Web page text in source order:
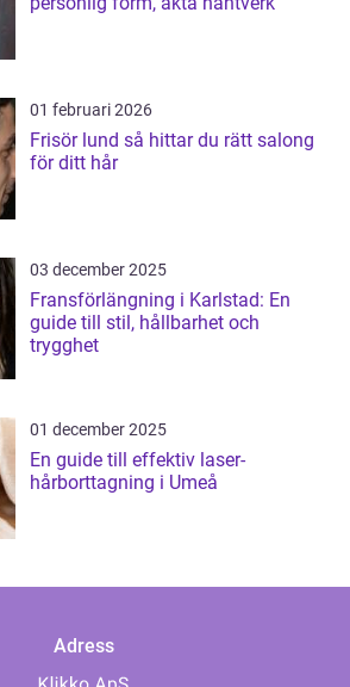
01 februari 2026
Frisör lund så hittar du rätt salong
för ditt hår
03 december 2025
Fransförlängning i Karlstad: En
guide till stil, hållbarhet och
trygghet
01 december 2025
En guide till effektiv laser-
hårborttagning i Umeå
Adress